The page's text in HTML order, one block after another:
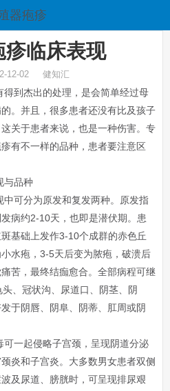
器疱疹
疹临床表现
12-02 健知汇
到杰出的处理，是会简单经过母
。并且，很多患者还没有比及孩子
关于患者来说，也是一种伤害。专
有不一样的品种，患者要注意区
品种
可分为原发和复发两种。原发指
病约2-10天，也即是潜伏期。患
基础上发作3-10个成群的赤色丘
水疱，3-5天后变为脓疱，破溃后
苦，最终结痂愈合。全部病程可继
、冠状沟、尿道口、阴茎、阴
于阴唇、阴阜、阴蒂、肛周或阴
一起侵略子宫颈，呈现阴道分泌
炎和子宫炎。大多数男女患者双侧
及尿道、膀胱时，可呈现排尿艰